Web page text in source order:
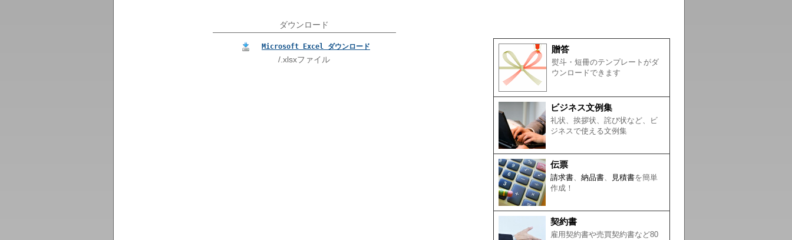
ダウンロード
Microsoft Excel ダウンロード
/.xlsxファイル
贈答
熨斗・短冊のテンプレートがダ
ウンロードできます
ビジネス文例集
礼状、挨拶状、詫び状など、ビ
ジネスで使える文例集
伝票
請求書、 納品書、 見積書を簡単
作成！
契約書
雇用契約書や売買契約書など80